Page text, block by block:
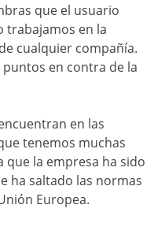
que el usuario
trabajamos en la
cualquier compañía.
en contra de la
en las
tenemos muchas
la empresa ha sido
ha saltado las normas
Europea.